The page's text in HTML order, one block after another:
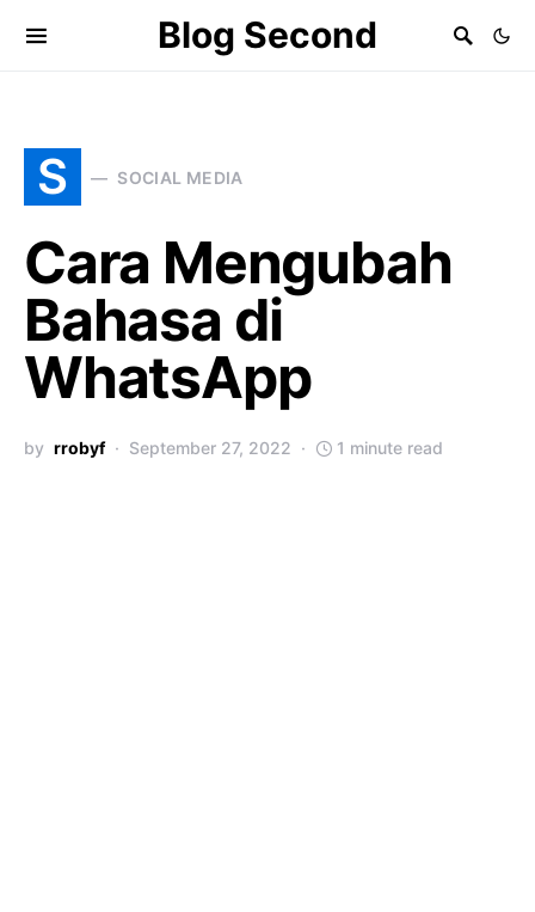
Blog Second
S SOCIAL MEDIA
Cara Mengubah
Bahasa di
WhatsApp
by rrobyf September 27, 2022 1 minute read